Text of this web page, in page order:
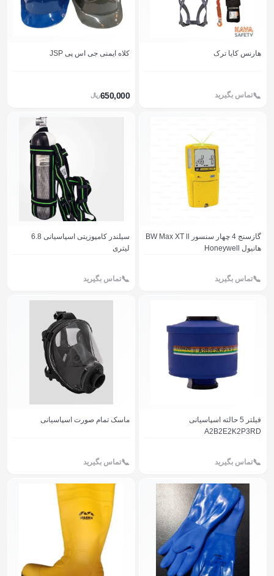
هارنس کایا ترک
تماس بگیرید
کلاه ایمنی جی اس پی JSP
650,000ريال
گازسنج 4 چهار سنسور BW Max XT ll
هانیول Honeywell
تماس بگیرید
سیلندر کامپوزیتی اسپاسیانی 6.8
لیتری
تماس بگیرید
فیلتر 5 حالته اسپاسیانی
A2B2E2K2P3RD
تماس بگیرید
ماسک تمام صورت اسپاسیانی
تماس بگیرید